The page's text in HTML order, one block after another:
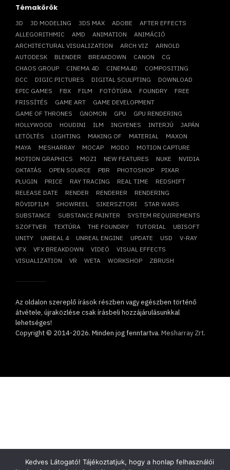
Témakörök
3D 3D MODELING 3DS MAX ADOBE
AFTER EFFECTS
ALLEGORITHMIC
AMD ANIMATION
ANIMÁCIÓ
ARCHITECTURAL VISUALIZATION
ARCH VIZ
ARNOLD
AUTODESK
BLENDER BREAKDOWN CANON
CG
CHAOS GROUP
CINEMA 4D CINEMA4D
COMPOSITING
DCC
DIGIC PICTURES DIGITAL SCULPTING
DOWNLOAD
EPIC GAMES
FBX FILM FOTÓTÚRA FOUNDRY
FREE
FRISSÍTÉS
GAME ART
GAME DEVELOPMENT
GAME OF THRONES
GNOMON GPU
GPU RENDERING
HOLLYWOOD
HOUDINI ILM INGYENES INTERJÚ
JAPÁN
LETÖLTÉS
LIGHTING MAKING OF MATERIAL
MAXON
MAYA
MESHARRAY MOCAP MODO
MOTION CAPTURE
MOTION GRAPHICS
MOZI NEW FEATURES NUKE
NVIDIA
OKTATÁS
OPEN SOURCE PBR PHOTOSHOP
PIXAR
PLUGIN
PRICE RAY TRACING REAL TIME
REDSHIFT
RELEASE DATE
RENDER RENDERER
RENDERING
RÖVIDFILM
SHOWREEL SIKERSZTORI
STAR WARS
SUBSTANCE
SUBSTANCE PAINTER
SYSTEM REQUIREMENTS
SZOFTVER
TEXTÚRA THE FOUNDRY TUTORIAL
UBISOFT
UNITY
UNREAL 4 UNREAL ENGINE UPDATE USD
V-RAY
VFX
VFX BREAKDOWN VIDEÓ
VISUAL EFFECTS
VISUALIZATION
VR WETA WORKSHOP ZBRUSH
Az oldalon szereplő írások részben vagy egészben történő
átvétele, újraközlése csak írásbeli hozzájárulásunkkal
lehetséges!
Copyright © 2014-2026. Minden jog fenntartva. Mesharray Zrt.
Kedves Látogató! Tájékoztatjuk, hogy a honlap felhasználói